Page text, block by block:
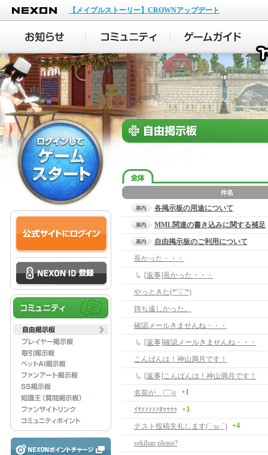
NEXON
【メイプルストーリー】CROWNアップデート
各掲示板の用途について
MML関連の書き込みに関する補足
自由掲示板のご利用について
長かった・・・
[返事]長かった・・・
やっときた(*'▽'*)
待ち遠しかった。
確認メールきませんね・・・
[返事]確認メールきませんね・・・
こんばんは！神山満月です！
[返事]こんばんは！神山満月です！
名前が＿|￣|○
+1
ｲﾔｧｧｧｧｧﾎｩｩｩｩ
+3
テスト投稿失礼します(´･ω･`)
+4
sekihan please?